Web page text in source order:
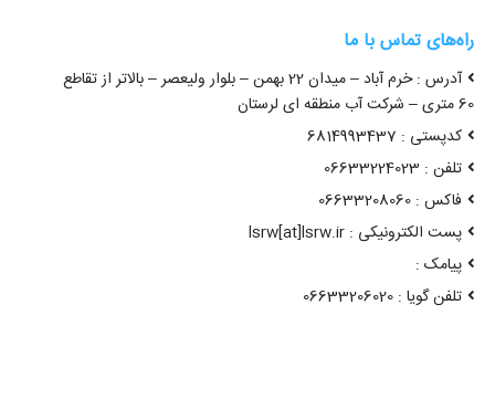
راه‌های تماس با ما
آدرس : خرم آباد – میدان 22 بهمن – بلوار ولیعصر – بالاتر از تقاطع
60 متری – شرکت آب منطقه ای لرستان
کدپستی : 6814993437
تلفن : 06633224023
فاکس : 06633208060
پست الکترونیکی : lsrw[at]lsrw.ir
پیامک :
تلفن گویا : 06633206020